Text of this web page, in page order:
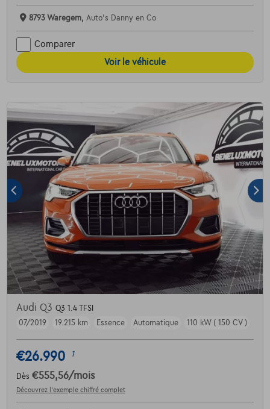
8793 Waregem, Auto's Danny en Co
Comparer
Voir le véhicule
Audi Q3 Q3 1.4 TFSI
07/2019
19.215 km Essence Automatique 110 kW ( 150 CV )
€26.990 1
Dès €555,56/mois
Découvrez l’exemple chiffré complet